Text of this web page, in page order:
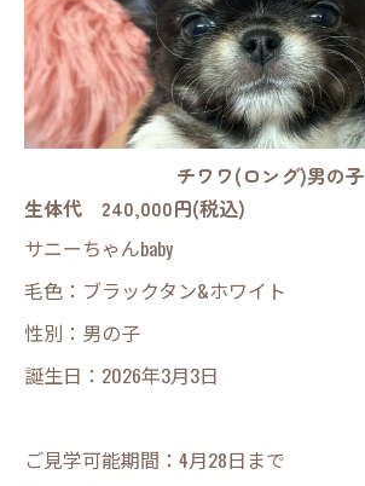
チワワ(ロング)男の子
生体代 240,000円(税込)
サニーちゃんbaby
毛色：ブラックタン&ホワイト
性別：男の子
誕生日：2026年3月3日
ご見学可能期間：4月28日まで